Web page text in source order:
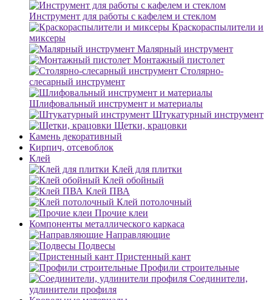
Инструмент для работы с кафелем и стеклом
Краскораспылители и
миксеры
Малярный инструмент
Монтажный пистолет
Столярно-
слесарный инструмент
Шлифовальный инструмент и материалы
Штукатурный инструмент
Щетки, крацовки
Камень декоративный
Кирпич, отсевоблок
Клей
Клей для плитки
Клей обойный
Клей ПВА
Клей потолочный
Прочие клеи
Компоненты металлического каркаса
Направляющие
Подвесы
Пристенный кант
Профили строительные
Соединители,
удлинители профиля